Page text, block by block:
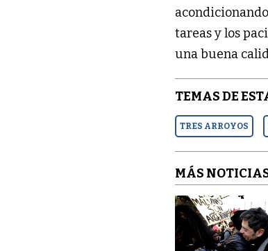
tareas y los
una buena
TEMAS DE
TRES ARROYOS
MÁS